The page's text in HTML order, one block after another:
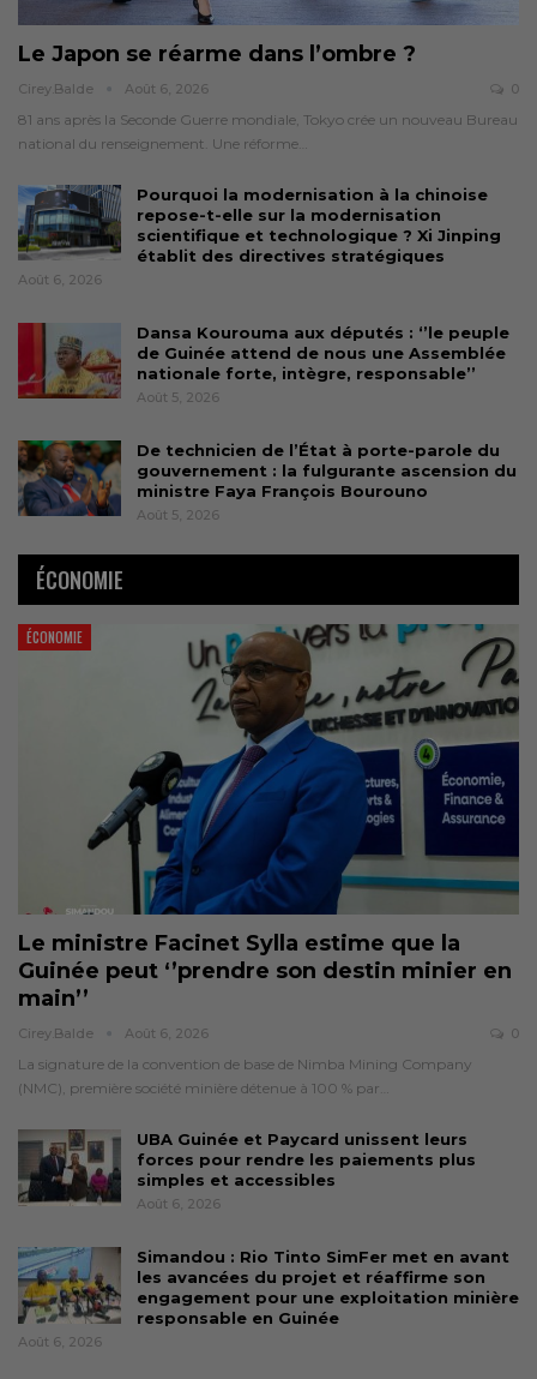
Le Japon se réarme dans l’ombre ?
Cirey.balde Août 6, 2026 0
81 ans après la Seconde Guerre mondiale, Tokyo crée un nouveau Bureau
national du renseignement. Une réforme…
Pourquoi la modernisation à la chinoise
repose-t-elle sur la modernisation
scientifique et technologique ? Xi Jinping
établit des directives stratégiques
Août 6, 2026
Dansa Kourouma aux députés : ‘’le peuple
de Guinée attend de nous une Assemblée
nationale forte, intègre, responsable’’
Août 5, 2026
De technicien de l’État à porte-parole du
gouvernement : la fulgurante ascension du
ministre Faya François Bourouno
Août 5, 2026
ÉCONOMIE
ÉCONOMIE
Le ministre Facinet Sylla estime que la
Guinée peut ‘’prendre son destin minier en
main’’
Cirey.balde Août 6, 2026 0
La signature de la convention de base de Nimba Mining Company
(NMC), première société minière détenue à 100 % par…
UBA Guinée et Paycard unissent leurs
forces pour rendre les paiements plus
simples et accessibles
Août 6, 2026
Simandou : Rio Tinto SimFer met en avant
les avancées du projet et réaffirme son
engagement pour une exploitation minière
responsable en Guinée
Août 6, 2026